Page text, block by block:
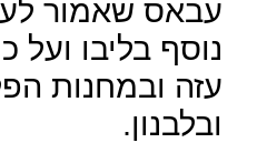
עבאס שאמור
נוסף בליבו ועל
עזה ובמחנות
ובלבנון.